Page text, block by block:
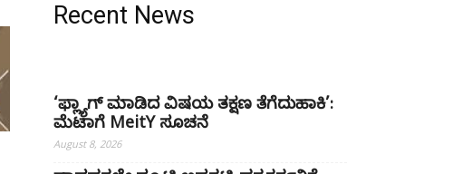
Recent News
‘ಫ್ಲ್ಯಾಗ್ ಮಾಡಿದ ವಿಷಯ ತಕ್ಷಣ ತೆಗೆದುಹಾಕಿ’:
ಮೆಟಾಗೆ MeitY ಸೂಚನೆ
August 8, 2026